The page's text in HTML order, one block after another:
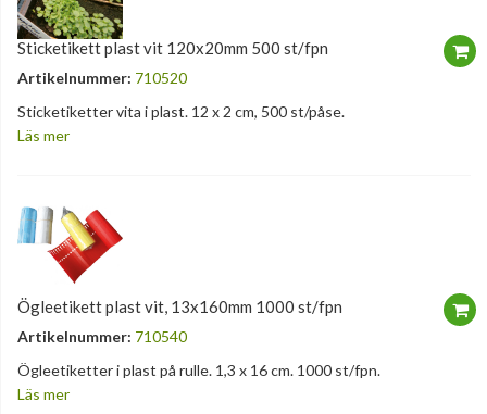
Sticketikett plast vit 120x20mm 500 st/fpn
Artikelnummer: 710520
Sticketiketter vita i plast. 12 x 2 cm, 500 st/påse.
Läs mer
Ögleetikett plast vit, 13x160mm 1000 st/fpn
Artikelnummer: 710540
Ögleetiketter i plast på rulle. 1,3 x 16 cm. 1000 st/fpn.
Läs mer